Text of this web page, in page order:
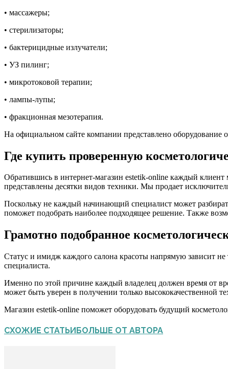
• массажеры;
• стерилизаторы;
• бактерицидные излучатели;
• УЗ пилинг;
• микротоковой терапии;
• лампы-лупы;
• фракционная мезотерапия.
На официальном сайте компании представлено
Где купить проверенную
Обратившись в интернет-магазин estetik-online каждый клиент
представлены десятки видов техники. Мы продает
Поскольку не каждый начинающий специалист может
поможет подобрать наиболее подходящее решение. Также
Грамотно подобранное
Статус и имидж каждого салона красоты напрямую зависит не
специалиста.
Именно по этой причине каждый владелец должен время от
может быть уверен в получении только высококачественной
Магазин estetik-online поможет оборудовать будущий
СХОЖИЕ СТАТЬИБОЛЬШЕ ОТ АВТОРА